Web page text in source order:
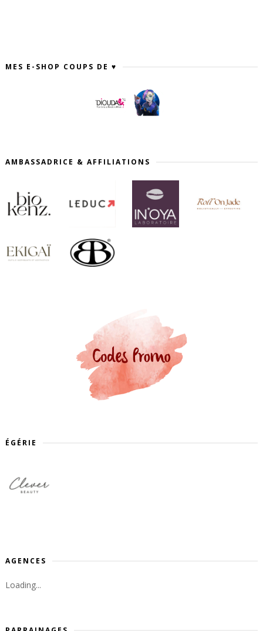
MES E-SHOP COUPS DE ♥
AMBASSADRICE & AFFILIATIONS
ÉGÉRIE
AGENCES
Loading...